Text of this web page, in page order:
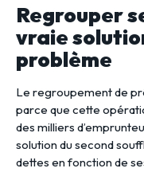
Regrouper
vraie
problème
Le regroupement de
parce que cette
des milliers
solution du second
dettes en fonction de